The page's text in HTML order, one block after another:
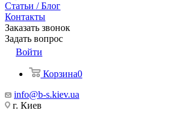
Статьи / Блог
Контакты
Заказать звонок
Задать вопрос
Войти
Корзина0
info@b-s.kiev.ua
г. Киев